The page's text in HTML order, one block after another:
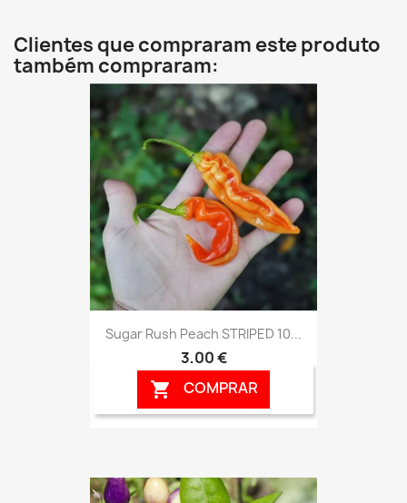
Clientes que compraram este produto
também compraram:
Sugar Rush Peach STRIPED 10...
3,00 €
 COMPRAR